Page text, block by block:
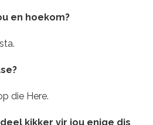
en hoekom?
die Here.
kikker vir jou enige dis